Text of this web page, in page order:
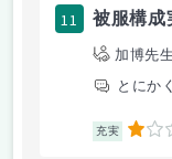
11 被服構成
加博先生
とにか
充実 1